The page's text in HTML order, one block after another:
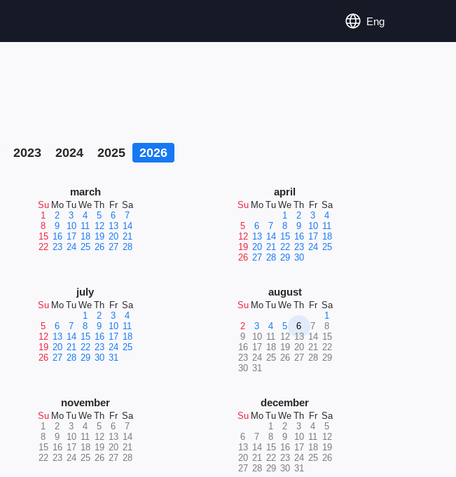
Eng
2023 2024 2025 2026
march
Su Mo Tu We Th Fr Sa
1
2 3 4 5 6
7
8
9 10 11 12 13 14
15 16 17 18 19 20 21
22 23 24 25 26 27 28
april
Su Mo Tu We Th Fr Sa
1
2 3
4
5
6 7 8 9 10 11
12 13 14 15 16 17 18
19 20 21 22 23 24 25
26 27 28 29 30
july
Su Mo Tu We Th Fr Sa
1
2 3
4
5
6 7 8 9 10 11
12 13 14 15 16 17 18
19 20 21 22 23 24 25
26 27 28 29 30 31
august
Su Mo Tu We Th Fr Sa
1
2
3 4 5 6 7
8
9
10 11 12 13 14 15
16 17 18 19 20 21 22
23 24 25 26 27 28 29
30 31
november
Su Mo Tu We Th Fr Sa
1
2 3 4 5 6
7
8
9 10 11 12 13 14
15 16 17 18 19 20 21
22 23 24 25 26 27 28
december
Su Mo Tu We Th Fr Sa
1
2 3 4
5
6
7 8 9 10 11 12
13 14 15 16 17 18 19
20 21 22 23 24 25 26
27 28 29 30 31